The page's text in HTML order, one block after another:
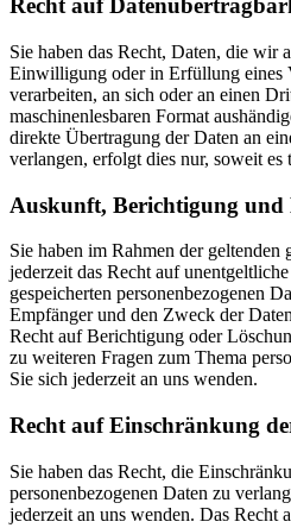
Recht auf
Sie haben das Recht, Daten, die wir
Einwilligung oder in Erfüllung eines
verarbeiten, an sich oder an einen
maschinenlesbaren Format
direkte Übertragung der Daten an
verlangen, erfolgt dies nur, soweit es
Auskunft, Berichtigung und
Sie haben im Rahmen der geltenden
jederzeit das Recht auf
gespeicherten personenbezogenen
Empfänger und den Zweck der
Recht auf Berichtigung oder
zu weiteren Fragen zum Thema
Sie sich jederzeit an uns wenden.
Recht auf Einschränkung
Sie haben das Recht, die
personenbezogenen Daten zu
jederzeit an uns wenden. Das Recht